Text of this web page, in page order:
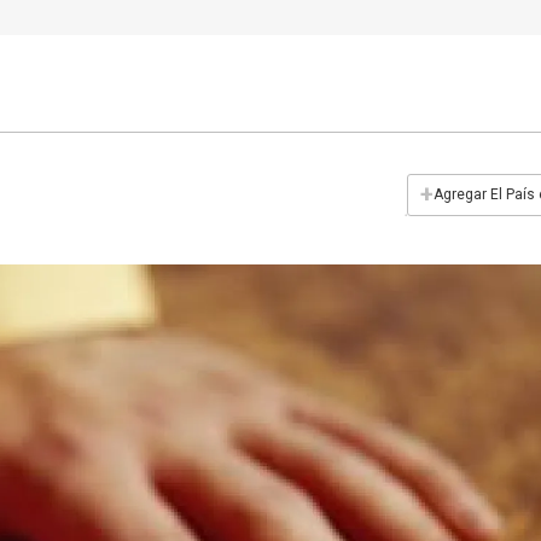
+Agregar El País